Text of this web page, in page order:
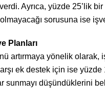
Ayrıca, yüzde 25’lik
sorusuna ise
Planları
artırmaya yönelik
ek destek için ise yüzde
sunmayı düşündüklerini